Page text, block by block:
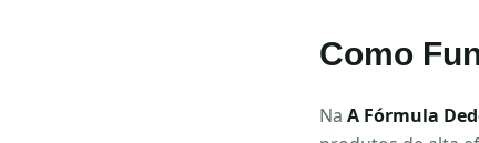
Como
Na A Fórmula